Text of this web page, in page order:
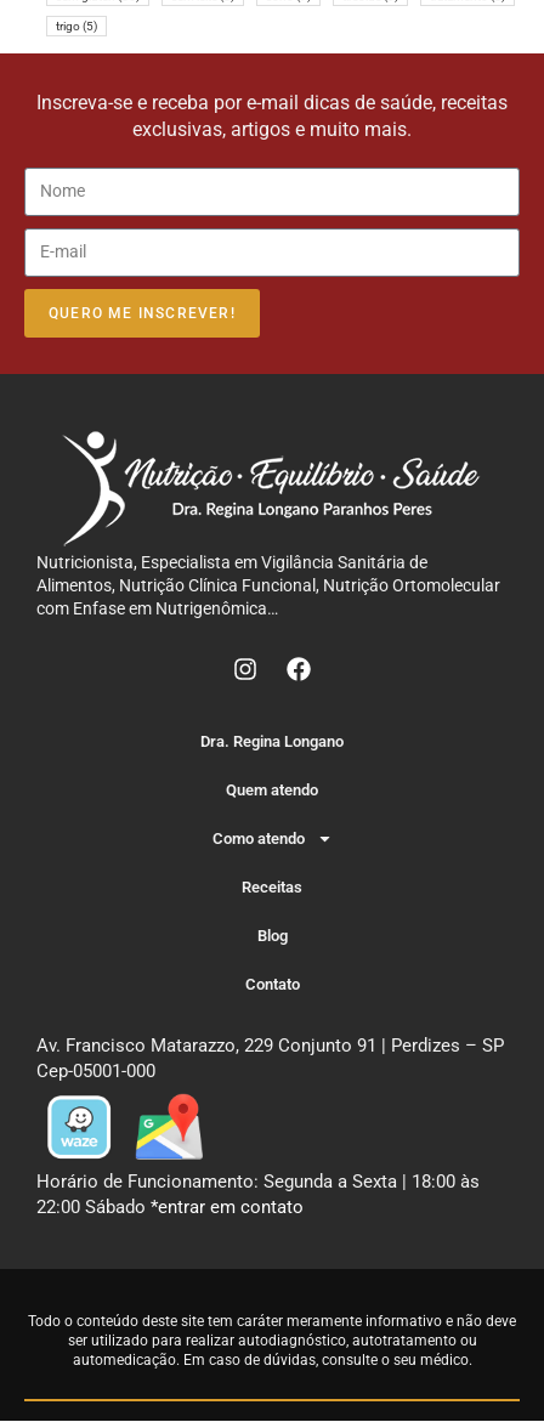
GLÚTEN
NUTRIÇÃO (14) (13) QUINUA
Inscreva-se e receba por e-mail dicas de saúde, receitas
exclusivas, artigos e muito mais.
QUERO ME INSCREVER!
Nutricionista, Especialista em Vigilância Sanitária de
com Enfase em Nutrigenômica…
Dra. Regina Longano
Quem atendo
Contato
Horário de Funcionamento: Segunda a Sexta | 18:00 às
22:00 Sábado*entrar em contato